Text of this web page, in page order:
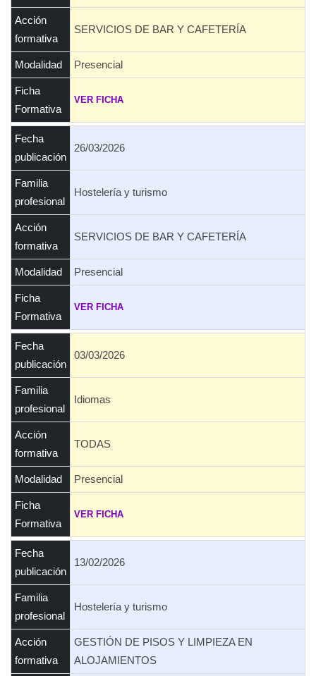
Acción
formativa
SERVICIOS DE BAR Y CAFETERÍA
Modalidad Presencial
Ficha
Formativa
VER FICHA
Fecha
publicación
26/03/2026
Familia
profesional
Hostelería y turismo
Acción
formativa
SERVICIOS DE BAR Y CAFETERÍA
Modalidad Presencial
Ficha
Formativa
VER FICHA
Fecha
publicación
03/03/2026
Familia
profesional
Idiomas
Acción
formativa
TODAS
Modalidad Presencial
Ficha
Formativa
VER FICHA
Fecha
publicación
13/02/2026
Familia
profesional
Hostelería y turismo
Acción
formativa
GESTIÓN DE PISOS Y LIMPIEZA EN
ALOJAMIENTOS